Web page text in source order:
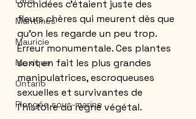
Maritimes
Mauricie
Mexique
Ontario
Plongée sous-marine
orchidées c’étaient juste des
fleurs chères qui meurent dès que
qu'on les regarde un peu trop.
Erreur monumentale. Ces plantes
sont en fait les plus grandes
manipulatrices, escroqueuses
sexuelles et survivantes de
l’histoire du règne végétal.